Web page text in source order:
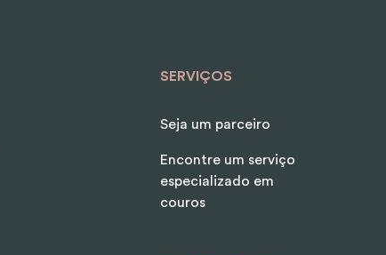
SERVIÇOS
Seja um parceiro
Encontre um serviço
especializado em
couros